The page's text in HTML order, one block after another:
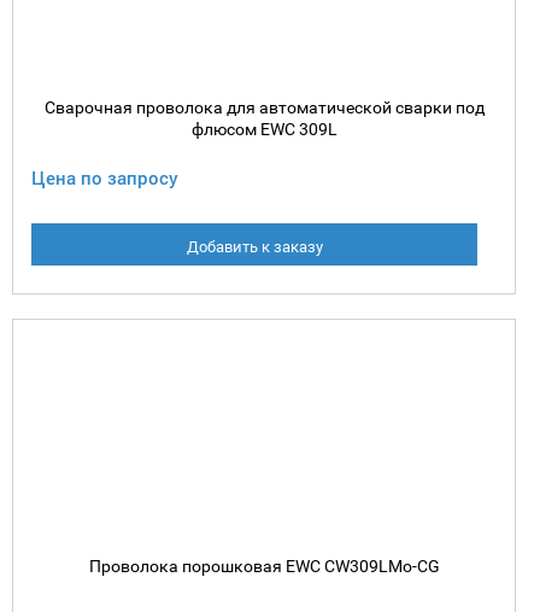
Сварочная проволока для автоматической сварки под
флюсом EWC 309L
Цена по запросу
Добавить к заказу
Проволока порошковая EWC CW309LMo-CG